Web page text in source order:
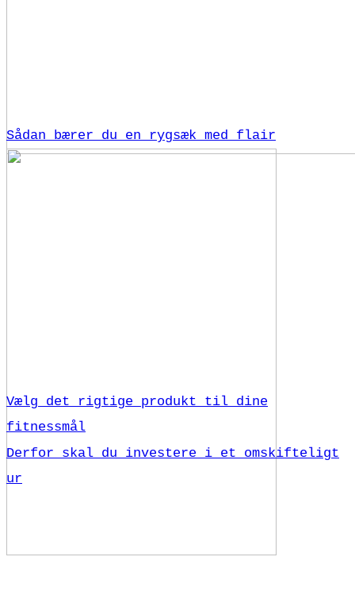
Sådan bærer du en rygsæk med flair
Vælg det rigtige produkt til dine
fitnessmål
Derfor skal du investere i et omskifteligt
ur